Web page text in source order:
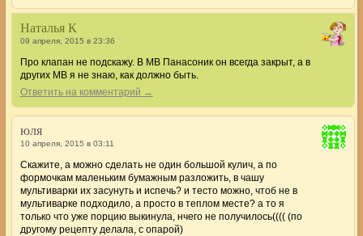
Наталья К
09 апреля, 2015 в 23:36
Про клапан не подскажу. В МВ Панасоник он всегда закрыт, а в
других МВ я не знаю, как должно быть.
Ответить на комментарий →
юля
10 апреля, 2015 в 03:11
Скажите, а можно сделать не один большой кулич, а по
формочкам маленьким бумажным разложить, в чашу
мультиварки их засунуть и испечь? и тесто можно, чтоб не в
мультиварке подходило, а просто в теплом месте? а то я
только что уже порцию выкинула, нчего не получилось(((( (по
другому рецепту делала, с опарой)